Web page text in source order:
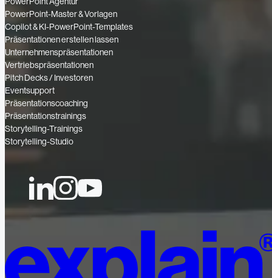
PowerPoint-Master & Vorlagen
Copilot & KI-PowerPoint-Templates
Präsentationen erstellen lassen
Unternehmenspräsentationen
Vertriebspräsentationen
Pitch Decks / Investoren
Eventsupport
Präsentationscoaching
Präsentationstrainings
Storytelling-Trainings
Storytelling-Studio